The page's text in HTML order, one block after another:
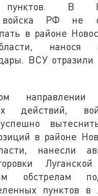
пунктов. В
войска РФ не
в районе
ВСУ отразили
действий,
в районе
нанесли
Луганской
обстрелам
пунктов в